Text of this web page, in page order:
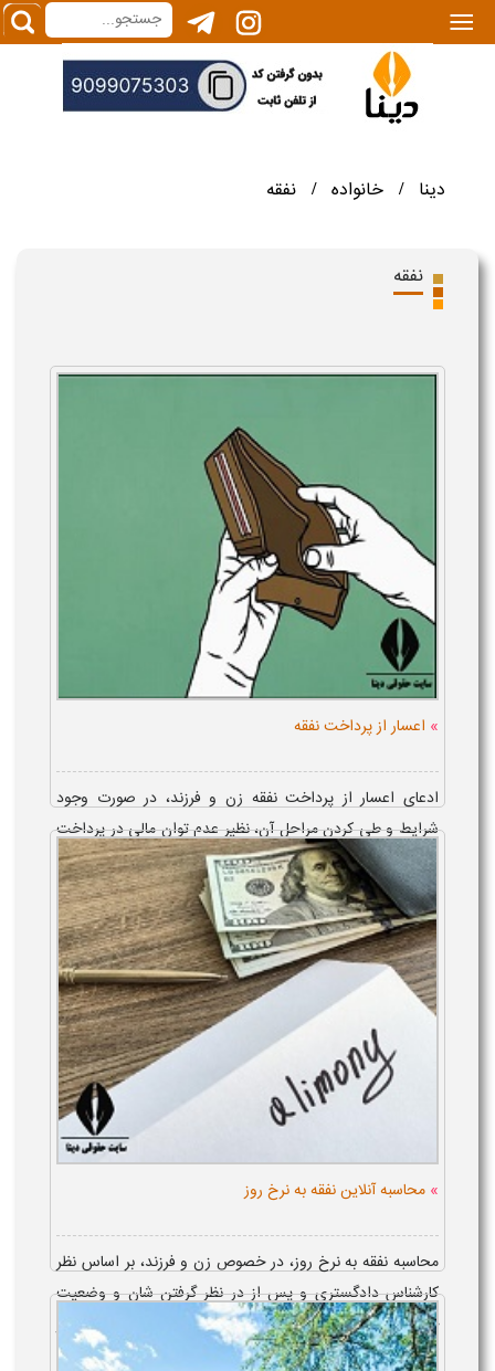
|||
دینا / خانواده / نفقه
نفقه
» اعسار از پرداخت نفقه
ادعای اعسار از پرداخت نفقه زن و فرزند، در صورت وجود
شرایط و طی کردن مراحل آن، نظیر عدم توان مالی در پرداخت
نفقه، پس از ثبت دادخواست آن از طریق دفاتر خدمات قضایی
و با...
» محاسبه آنلاین نفقه به نرخ روز
محاسبه نفقه به نرخ روز، در خصوص زن و فرزند، بر اساس نظر
کارشناس دادگستری و پس از در نظر گرفتن شان و وضعیت
خانوادگی زن یا در نظر گرفتن وضعیت مالی فرزند و توان او بر
کارکردن، صورت می گیرد...